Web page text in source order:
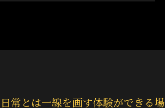
日常とは一線を画す体験ができる場